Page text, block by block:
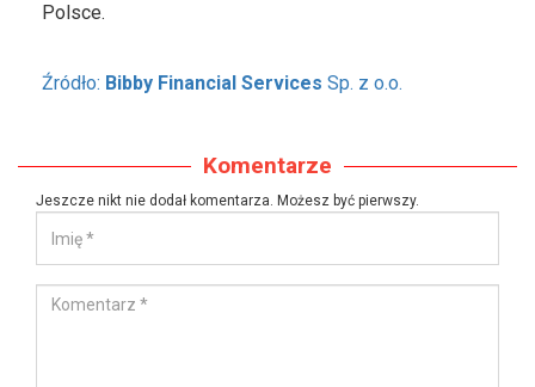
Polsce.
Źródło: Bibby Financial Services Sp. z o.o.
Komentarze
Jeszcze nikt nie dodał komentarza. Możesz być pierwszy.